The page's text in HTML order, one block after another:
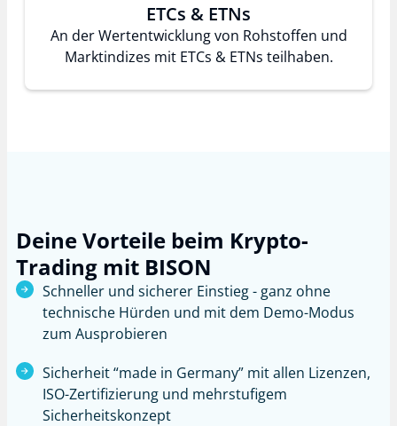
ETCs & ETNs
An der Wertentwicklung von Rohstoffen und
Marktindizes mit ETCs & ETNs teilhaben.
Deine Vorteile beim Krypto-
Trading mit BISON
Schneller und sicherer Einstieg - ganz ohne
technische Hürden und mit dem Demo-Modus
zum Ausprobieren
Sicherheit “made in Germany” mit allen Lizenzen,
ISO-Zertifizierung und mehrstufigem
Sicherheitskonzept